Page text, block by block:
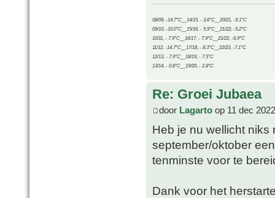
08/09, -14.7°C__14/15, - 3.6°C__20/21, -9.1°C
09/10, -10.0°C__15/16, - 5.9°C__21/22, -5.2°C
10/11, - 7.9°C__16/17, - 7.9°C__21/22, -6.9°C
11/12, -14.7°C__17/18, - 8.3°C__22/23, -7.1°C
12/13, - 7.9°C__18/19, - 7.5°C
13/14, - 0.8°C__19/20, - 2.8°C
Re: Groei Jubaea
door Lagarto op 11 dec
Heb je nu wellicht niks
september/oktober
tenminste voor te
Dank voor het